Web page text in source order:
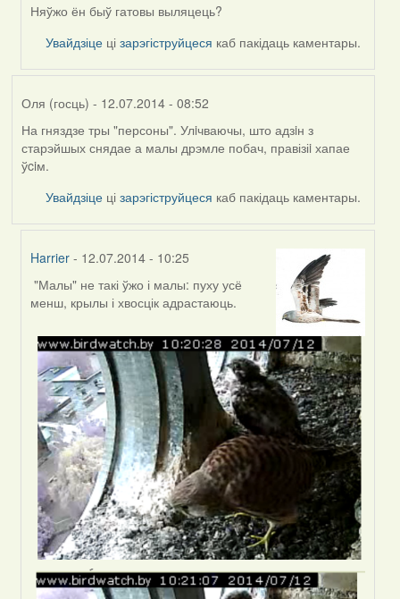
In
reply
by
(госць)
Няўжо ён быў гатовы выляцець?
Увайдзіце цізарэгіструйцеся каб пакідаць каментары.
Оля (госць) - 12.07.2014 - 08:52
На гняздзе тры "персоны". Улiчваючы, што адзiн з
старэйшых снядае а малы дрэмле побач, правізіi хапае
ўciм.
Увайдзіце цізарэгіструйцеся каб пакідаць каментары.
Harrier - 12.07.2014 - 10:25
In
reply
by
Оля
(госць)
"Малы" не такі ўжо і малы: пуху усё
менш, крылы і хвосцік адрастаюць.